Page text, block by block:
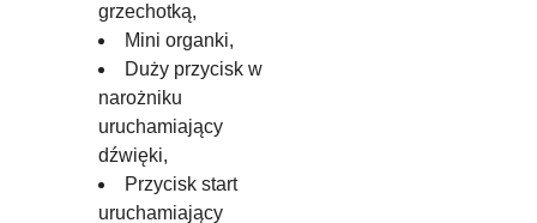
grzechotką,
Mini organki,
Duży przycisk w
narożniku
uruchamiający
dźwięki,
Przycisk start
uruchamiający